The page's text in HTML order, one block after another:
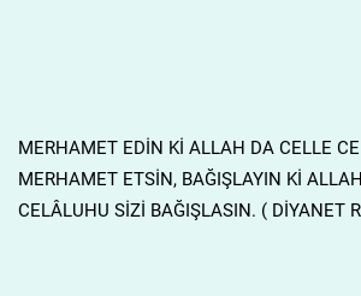
MERHAMET EDİN Kİ ALLAH DA CELLE
MERHAMET ETSİN, BAĞIŞLAYIN Kİ
CELÂLUHU SİZİ BAĞIŞLASIN. ( DİYANET